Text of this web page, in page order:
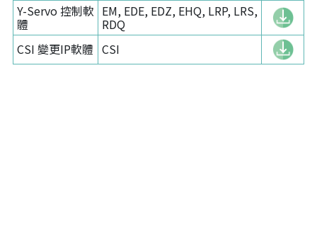
Y-Servo 控制軟
體
EM, EDE, EDZ, EHQ, LRP, LRS,
RDQ
CSI 變更IP軟體 CSI